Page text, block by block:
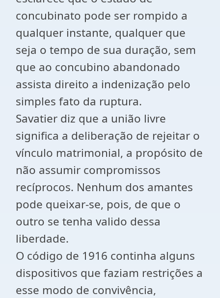
concubinato pode ser rompido a
qualquer instante, qualquer que
seja o tempo de sua duração, sem
que ao concubino abandonado
assista direito a indenização pelo
simples fato da ruptura.
Savatier diz que a união livre
significa a deliberação de rejeitar o
vínculo matrimonial, a propósito de
não assumir compromissos
recíprocos. Nenhum dos amantes
pode queixar-se, pois, de que o
outro se tenha valido dessa
liberdade.
O código de 1916 continha alguns
dispositivos que faziam restrições a
esse modo de convivência,